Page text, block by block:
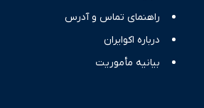
راهنمای تماس و آدرس
درباره اکوایران
بیانیه مأموریت